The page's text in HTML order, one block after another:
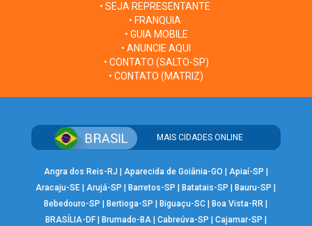
• SEJA REPRESENTANTE
• FRANQUIA
• GUIA MOBILE
• ANUNCIE AQUI
• CONTATO (SALTO-SP)
• CONTATO (MATRIZ)
MAIS CIDADES ONLINE
Angra dos Reis-RJ | Aparecida de Goiânia-GO | Apiaí-SP |
Aracaju-SE | Arujá-SP |Barretos-SP |Batatais-SP |Bauru-SP |
Bebedouro-SP |Bertioga-SP |Biguaçu-SC |Boa Vista-RR |
BRASÍLIA-DF| Brumado-BA| Cabreúva-SP | Cajamar-SP |